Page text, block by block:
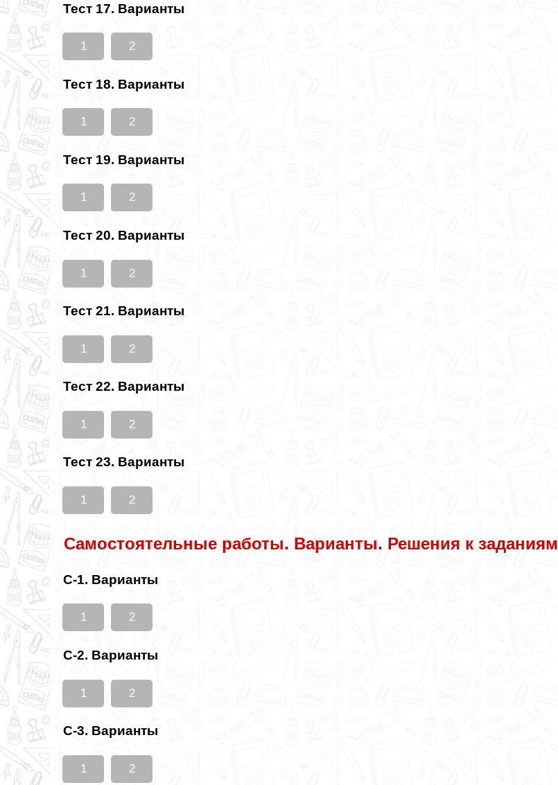
Тест 17. Варианты
1 2
Тест 18. Варианты
1 2
Тест 19. Варианты
1 2
Тест 20. Варианты
1 2
Тест 21. Варианты
1 2
Тест 22. Варианты
1 2
Тест 23. Варианты
1 2
Самостоятельные работы. Варианты. Решения к заданиям
С-1. Варианты
1 2
С-2. Варианты
1 2
С-3. Варианты
1 2